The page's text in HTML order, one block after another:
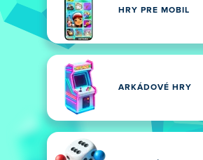
HRY PRE MOBIL
ARKÁDOVÉ HRY